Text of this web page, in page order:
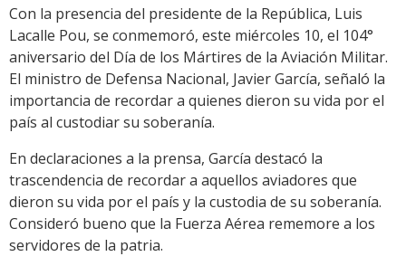
Link
Con la presencia del presidente de la República, Luis
Lacalle Pou, se conmemoró, este miércoles 10, el 104°
aniversario del Día de los Mártires de la Aviación Militar.
El ministro de Defensa Nacional, Javier García, señaló la
importancia de recordar a quienes dieron su vida por el
país al custodiar su soberanía.
En declaraciones a la prensa, García destacó la
trascendencia de recordar a aquellos aviadores que
dieron su vida por el país y la custodia de su soberanía.
Consideró bueno que la Fuerza Aérea rememore a los
servidores de la patria.